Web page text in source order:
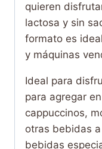
quieren
lactosa y sin
formato es
y máquinas
Ideal para
para agregar
cappuccinos,
otras bebidas
bebidas